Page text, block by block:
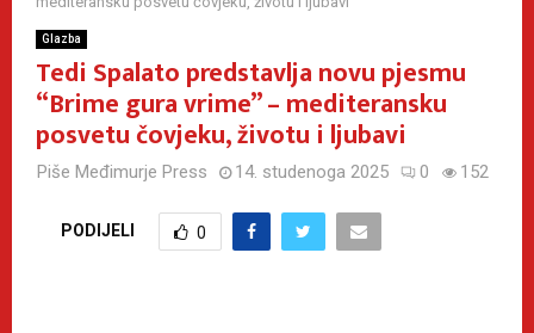
Glazba
Tedi Spalato predstavlja novu pjesmu
“Brime gura vrime” – mediteransku
posvetu čovjeku, životu i ljubavi
Piše Međimurje Press 14. studenoga 2025 0 152
PODIJELI 0